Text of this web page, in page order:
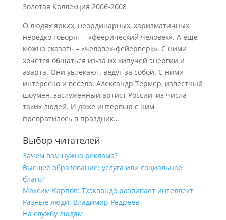
Золотая Коллекция 2006-2008
О людях ярких, неординарных, харизматичных
нередко говорят – «феерический человек». А еще
можно сказать – «человек-фейерверк». С ними
хочется общаться из-за их кипучей энергии и
азарта. Они увлекают, ведут за собой. С ними
интересно и весело. Александр Термер, известный
шоумен, заслуженный артист России, из числа
таких людей. И даже интервью с ним
превратилось в праздник…
Выбор читателей
Зачем вам нужна реклама?
Высшее образование: услуга или социальное
благо?
Максим Карпов: Тхэквондо развивает интеллект
Разные люди: Владимир Редреев
На службу людям